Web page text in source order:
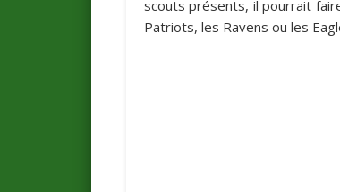
scouts présents, il pourrait
Patriots, les Ravens ou les